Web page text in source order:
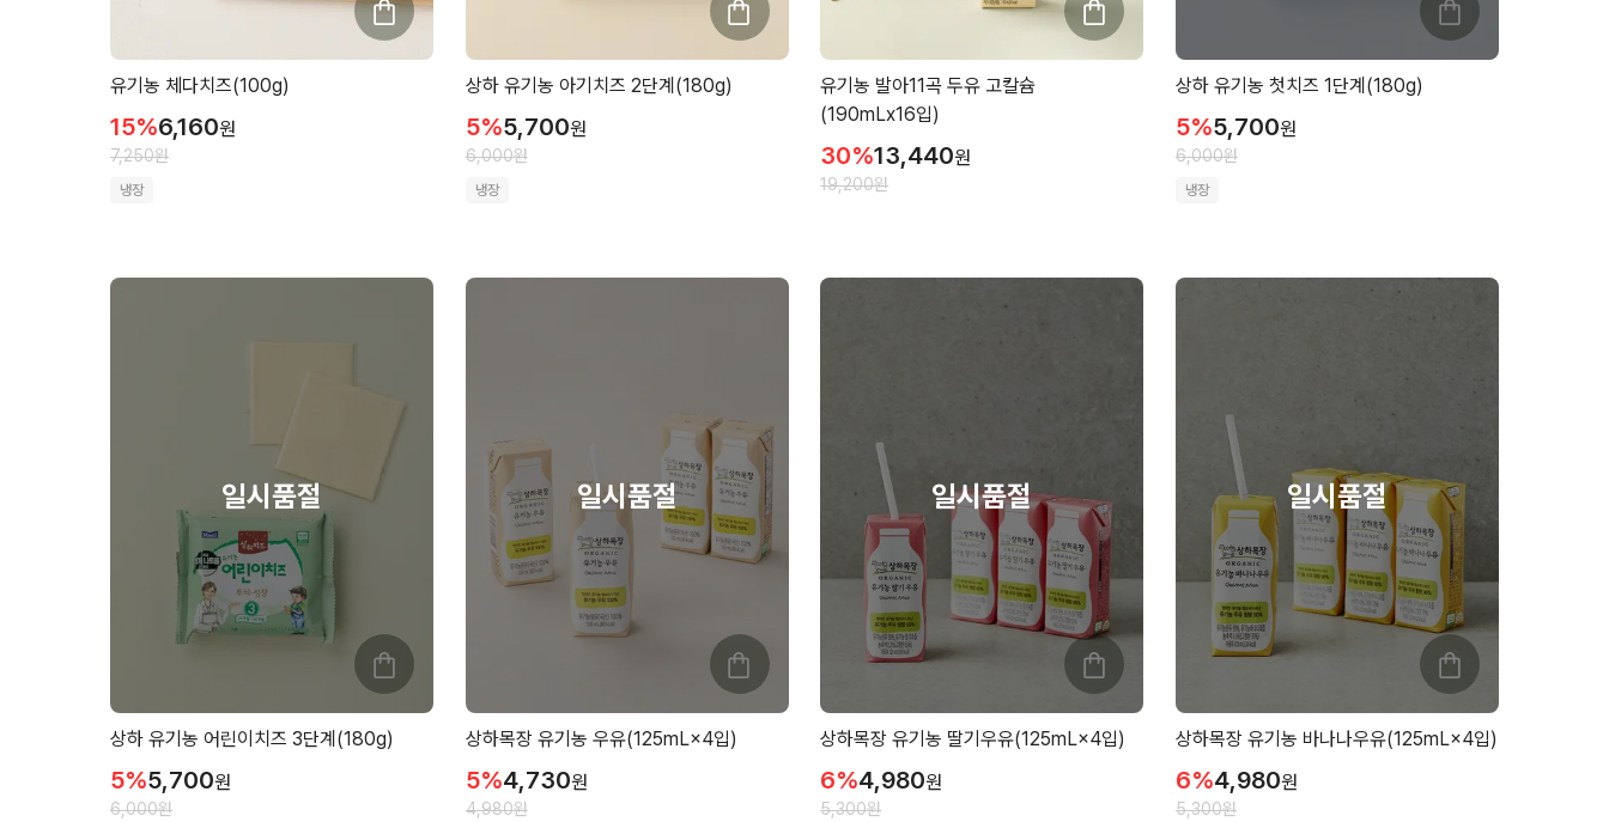
유기농 체다치즈(100g)
15%6,160원
7,250원
냉장
상하 유기농 아기치즈 2단계(180g)
5%5,700원
6,000원
냉장
유기농 발아11곡 두유 고칼슘
(190mLx16입)
30%13,440원
19,200원
상하 유기농 첫치즈 1단계(180g)
5%5,700원
6,000원
냉장
상하 유기농 어린이치즈 3단계(180g)
5%5,700원
6,000원
상하목장 유기농 우유(125mL×4입)
5%4,730원
4,980원
상하목장 유기농 딸기우유(125mL×4입)
6%4,980원
5,300원
상하목장 유기농 바나나우유(125mL×4입)
6%4,980원
5,300원